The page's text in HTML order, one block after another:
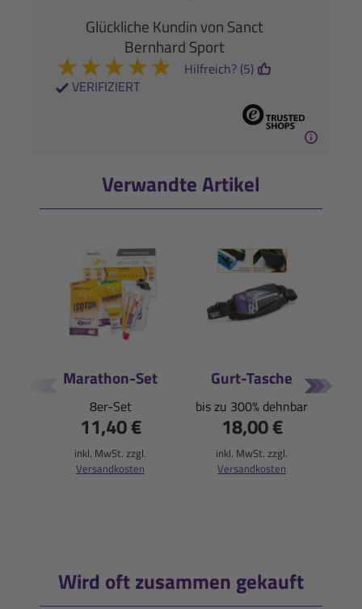
Glückliche Kundin von Sanct
Bernhard Sport
★★★★★
VERIFIZIERT
Hilfreich? (5)
Verwandte Artikel
Marathon-Set
8er-Set
11,40 €
inkl. MwSt. zzgl.
Versandkosten
Gurt-Tasche
bis zu 300% dehnbar
18,00 €
inkl. MwSt. zzgl.
Versandkosten
Wird oft zusammen gekauft